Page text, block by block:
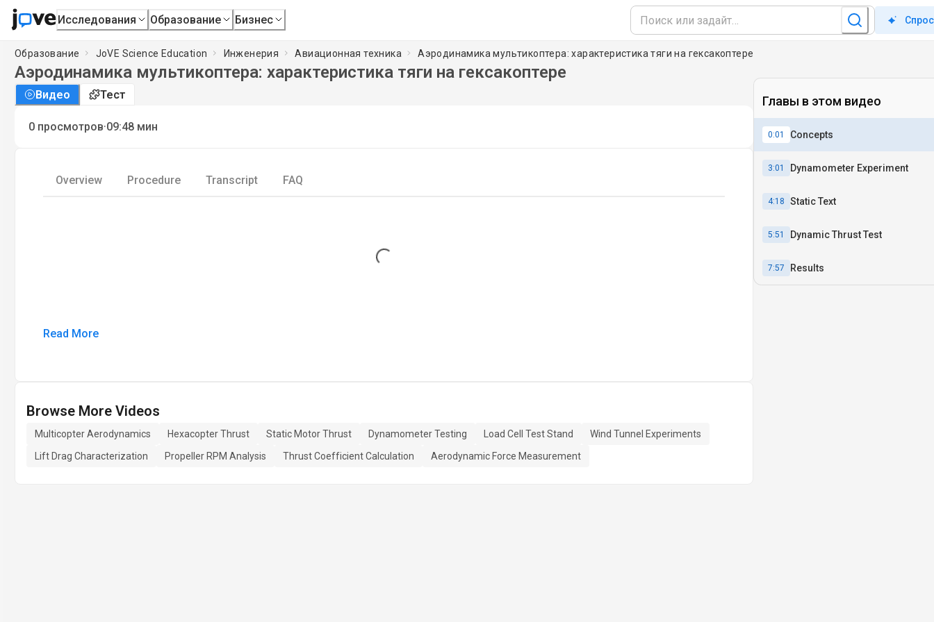
Исследования Образование Бизнес
Образование JoVE Science Education Инженерия Авиационная техника Аэродинамика мультикоптера: характеристика тяги на гексакоптере
Аэродинамика мультикоптера: характеристика тяги на гексакоптере
Видео Тест
0 просмотров·09:48 мин
Overview Procedure Transcript FAQ
Loading...
Read More
Browse More Videos
Multicopter Aerodynamics Hexacopter Thrust Static Motor Thrust Dynamometer Testing Load Cell Test Stand
Wind Tunnel Experiments
Lift Drag Characterization
Propeller RPM Analysis Thrust Coefficient Calculation Aerodynamic Force Measurement
Главы в этом видео
0:01 Concepts
3:01 Dynamometer Experiment
4:18 Static Text
5:51 Dynamic Thrust Test
7:57 Results